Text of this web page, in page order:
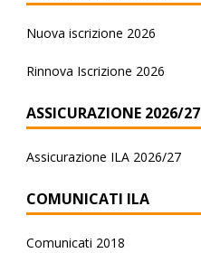
Nuova iscrizione 2026
Rinnova Iscrizione 2026
ASSICURAZIONE 2026/27
Assicurazione ILA 2026/27
COMUNICATI ILA
Comunicati 2018